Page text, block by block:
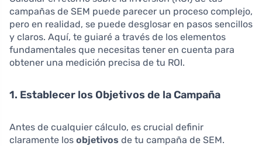
campañas de SEM puede parecer un proceso complejo,
pero en realidad, se puede desglosar en pasos sencillos
y claros. Aquí, te guiaré a través de los elementos
fundamentales que necesitas tener en cuenta para
obtener una medición precisa de tu ROI.
1. Establecer los Objetivos de la Campaña
Antes de cualquier cálculo, es crucial definir
claramente los objetivos de tu campaña de SEM.